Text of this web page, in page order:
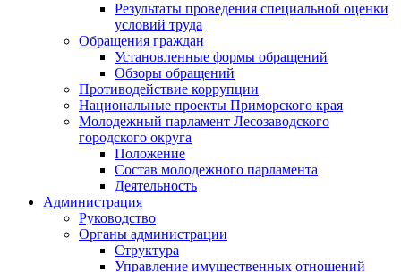
Результаты проведения специальной оценки
условий труда
Обращения граждан
Установленные формы обращений
Обзоры обращений
Противодействие коррупции
Национальные проекты Приморского края
Молодежный парламент Лесозаводского
городского округа
Положение
Состав молодежного парламента
Деятельность
Администрация
Руководство
Органы администрации
Структура
Управление имущественных отношений